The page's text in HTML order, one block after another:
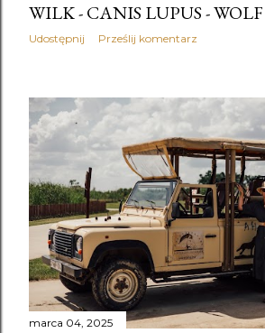
WILK - CANIS LUPUS - WOLF
Udostępnij Prześlij komentarz
marca 04, 2025